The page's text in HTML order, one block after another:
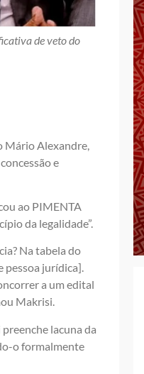
de veto do
Mário Alexandre,
e
ao PIMENTA
da legalidade”.
Na tabela do
pessoa jurídica].
a um edital
Makrisi.
lacuna da
o formalmente